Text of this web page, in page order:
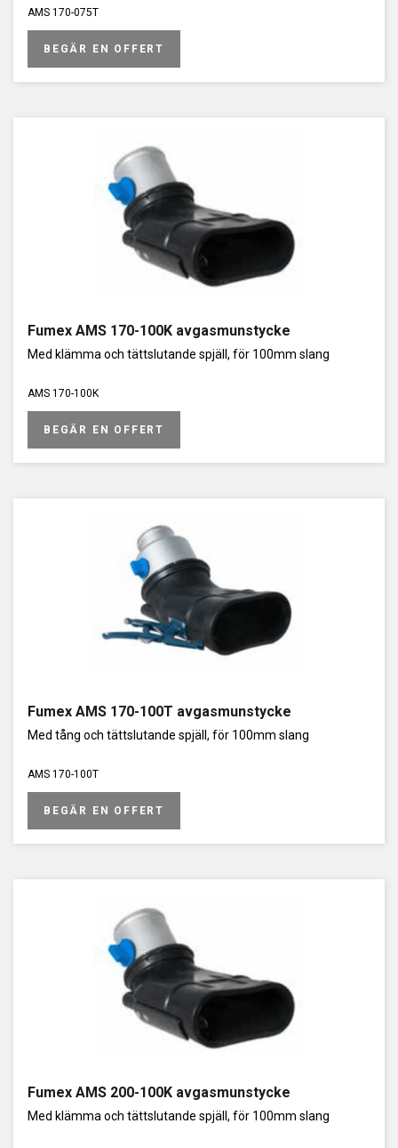
AMS 170-075T
BEGÄR EN OFFERT
Fumex AMS 170-100K avgasmunstycke
Med klämma och tättslutande spjäll, för 100mm slang
AMS 170-100K
BEGÄR EN OFFERT
Fumex AMS 170-100T avgasmunstycke
Med tång och tättslutande spjäll, för 100mm slang
AMS 170-100T
BEGÄR EN OFFERT
Fumex AMS 200-100K avgasmunstycke
Med klämma och tättslutande spjäll, för 100mm slang